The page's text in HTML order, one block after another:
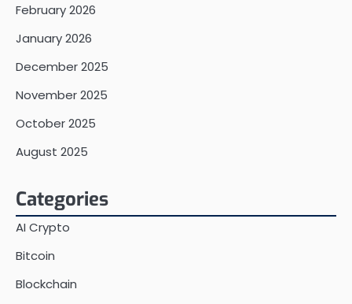
February 2026
January 2026
December 2025
November 2025
October 2025
August 2025
Categories
AI Crypto
Bitcoin
Blockchain